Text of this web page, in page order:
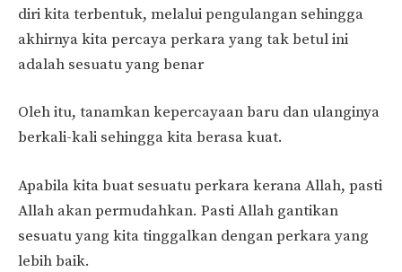
diri kita terbentuk, melalui pengulangan sehingga
akhirnya kita percaya perkara yang tak betul ini
adalah sesuatu yang benar
Oleh itu, tanamkan kepercayaan baru dan ulanginya
berkali-kali sehingga kita berasa kuat.
Apabila kita buat sesuatu perkara kerana Allah, pasti
Allah akan permudahkan. Pasti Allah gantikan
sesuatu yang kita tinggalkan dengan perkara yang
lebih baik.